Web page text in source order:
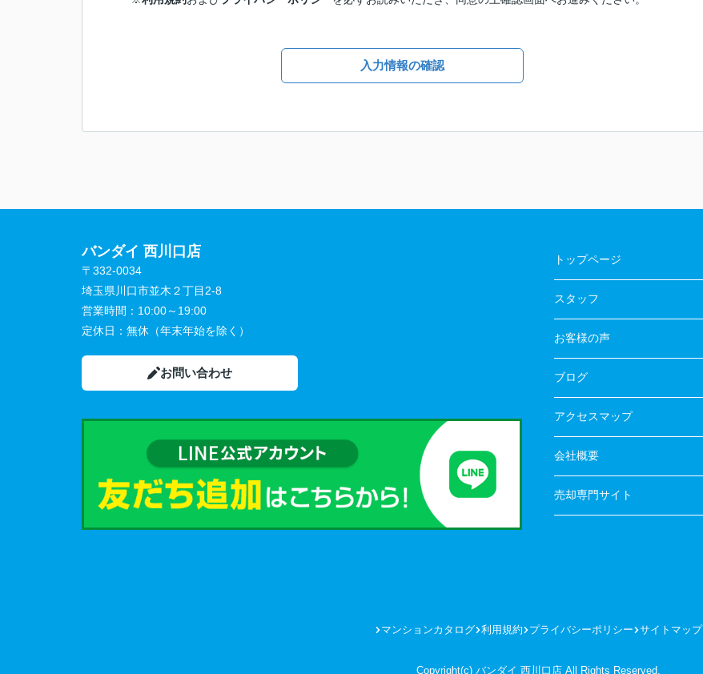
入力情報の確認
バンダイ 西川口店
〒332-0034
埼玉県川口市並木２丁目2-8
営業時間： 10:00～19:00
定休日： 無休（年末年始を除く）
お問い合わせ
トップページ
スタッフ
お客様の声
ブログ
アクセスマップ
会社概要
売却専門サイト
マンションカタログ 利用規約 プライバシーポリシー サイトマップ
Copyright(c) バンダイ 西川口店 All Rights Reserved.